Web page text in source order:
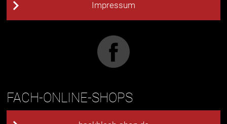
Impressum
FACH-ONLINE-SHOPS